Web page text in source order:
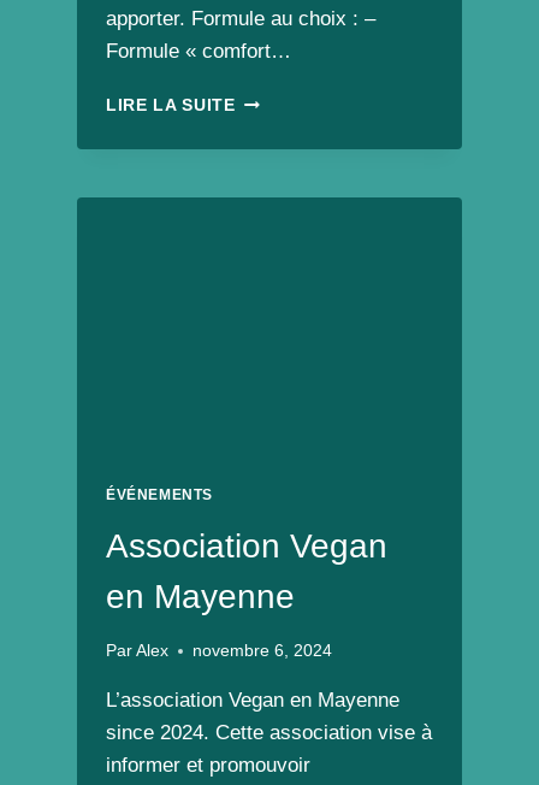
apporter. Formule au choix : –
Formule « comfort…
LIRE LA SUITEFORMULE
CHA
POUR
ÉVÉNEMENTS
Association Vegan
en Mayenne
Par Alex novembre 6, 2024
L’association Vegan en Mayenne
since 2024. Cette association vise à
informer et promouvoir